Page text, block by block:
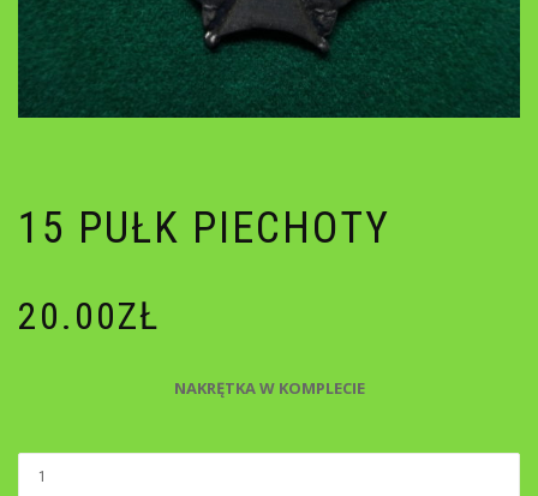
15 PUŁK PIECHOTY
20.00ZŁ
NAKRĘTKA W KOMPLECIE